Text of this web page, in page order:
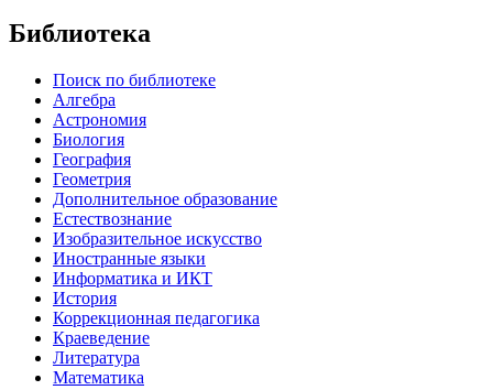
Библиотека
Поиск по библиотеке
Алгебра
Астрономия
Биология
География
Геометрия
Дополнительное образование
Естествознание
Изобразительное искусство
Иностранные языки
Информатика и ИКТ
История
Коррекционная педагогика
Краеведение
Литература
Математика